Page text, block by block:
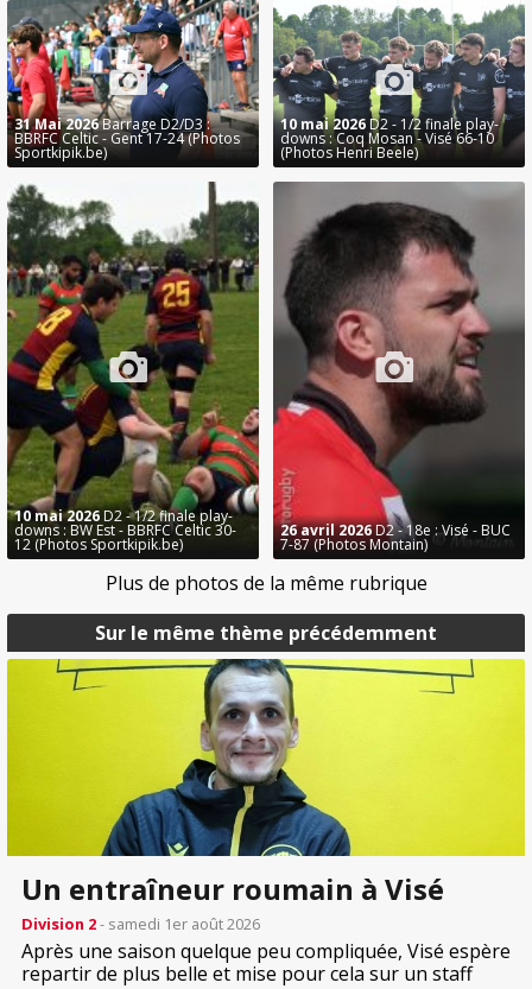
Sur le même thème précédemment
Un entraîneur roumain à Visé
Division 2- samedi 1er août 2026
Après une saison quelque peu compliquée, Visé espère
repartir de plus belle et mise pour cela sur un staff
31 Mai 2026Barrage D2/D3 :
BBRFC Celtic - Gent 17-24 (Photos
Sportkipik.be)
10 mai 2026 D2 - 1/2 finale play-
downs : Coq Mosan - Visé 66-10
(Photos Henri Beele)
10 mai 2026D2 - 1/2 finale play-
downs : BW Est - BBRFC Celtic 30-
12 (Photos Sportkipik.be)
26 avril 2026D2 - 18e : Visé - BUC
7-87 (Photos Montain)
Plus de photos de la même rubrique